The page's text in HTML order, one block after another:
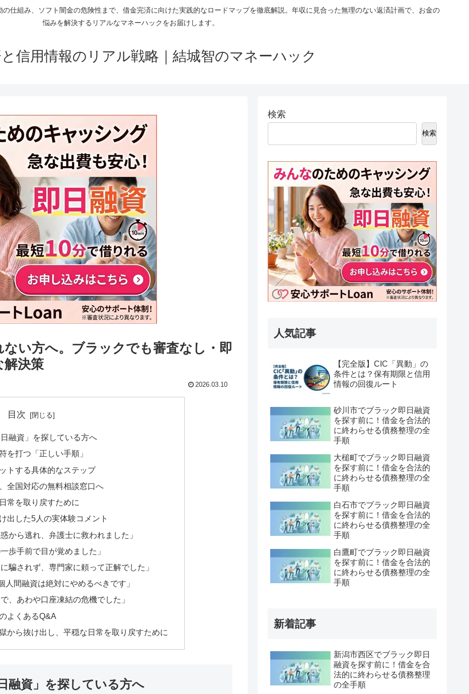
仕組み、ソフト闇金の危険性まで、借金完済に向けた実践的なロードマップを徹底解説。年収に見合った無理のない返済計画で、お金の
悩みを解決するリアルなマネーハックをお届けします。
信用情報のリアル戦略｜結城智のマネーハック
い方へ。ブラックでも審査なし・即
解決策
2026.03.10
目次
融資」を探している方へ
を打つ「正しい手順」
トする具体的なステップ
全国対応の無料相談窓口へ
常を取り戻すために
出した5人の実体験コメント
から逃れ、弁護士に救われました」
歩手前で目が覚めました」
騙されず、専門家に頼って正解でした」
間融資は絶対にやめるべきです」
、あわや口座凍結の危機でした」
よくあるQ&A
から抜け出し、平穏な日常を取り戻すために
融資」を探している方へ
検索
検索
人気記事
【完全版】CIC「異動」の
条件とは？保有期限と信用
情報の回復ルート
砂川市でブラック即日融資
を探す前に！借金を合法的
に終わらせる債務整理の全
手順
大槌町でブラック即日融資
を探す前に！借金を合法的
に終わらせる債務整理の全
手順
白石市でブラック即日融資
を探す前に！借金を合法的
に終わらせる債務整理の全
手順
白鷹町でブラック即日融資
を探す前に！借金を合法的
に終わらせる債務整理の全
手順
新着記事
新潟市西区でブラック即日
融資を探す前に！借金を合
法的に終わらせる債務整理
の全手順